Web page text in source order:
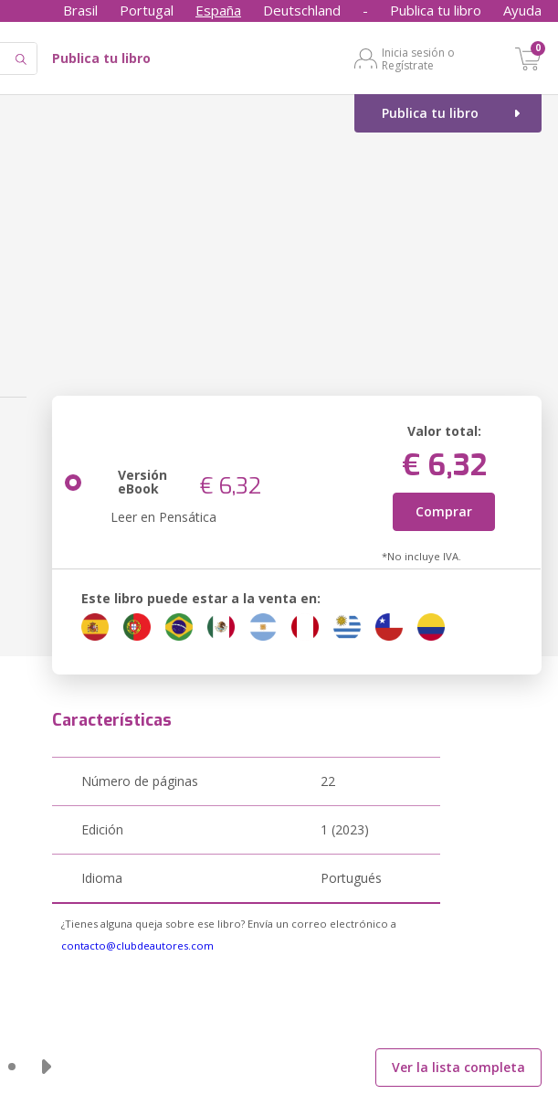
Brasil Portugal España Deutschland - Publica tu libro Ayuda
Publica tu libro
Inicia sesión o
Regístrate
0
Publica tu libro
Versión
eBook € 6,32
Leer en Pensática
Valor total:
€ 6,32
Comprar
*No incluye IVA.
Este libro puede estar a la venta en:
Características
Número de páginas 22
Edición 1 (2023)
Idioma Portugués
¿Tienes alguna queja sobre ese libro? Envía un correo electrónico a
contacto@clubdeautores.com
Ver la lista completa